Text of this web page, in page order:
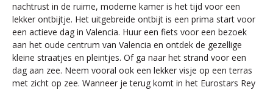
nachtrust in de ruime, moderne kamer is het tijd voor een
lekker ontbijtje. Het uitgebreide ontbijt is een prima start voor
een actieve dag in Valencia. Huur een fiets voor een bezoek
aan het oude centrum van Valencia en ontdek de gezellige
kleine straatjes en pleintjes. Of ga naar het strand voor een
dag aan zee. Neem vooral ook een lekker visje op een terras
met zicht op zee. Wanneer je terug komt in het Eurostars Rey